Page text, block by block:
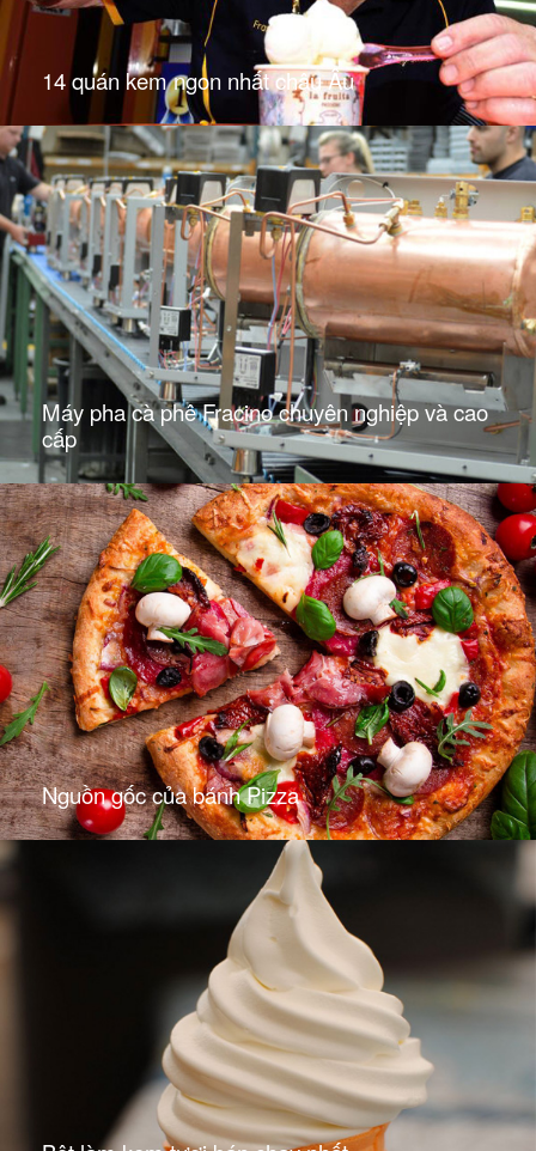
14 quán kem ngon nhất châu Âu
Máy pha cà phê Fracino chuyên nghiệp và cao
cấp
Nguồn gốc của bánh Pizza